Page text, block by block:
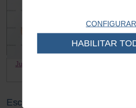
Junta Carburador-Caja Vespa
Escribe tu opinión sobre este
CONFIGURAR
HABILITAR